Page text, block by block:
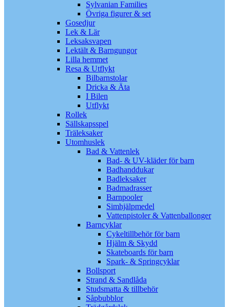
Sylvanian Families
Övriga figurer & set
Gosedjur
Lek & Lär
Leksaksvapen
Lektält & Barngungor
Lilla hemmet
Resa & Utflykt
Bilbarnstolar
Dricka & Äta
I Bilen
Utflykt
Rollek
Sällskapsspel
Träleksaker
Utomhuslek
Bad & Vattenlek
Bad- & UV-kläder för barn
Badhanddukar
Badleksaker
Badmadrasser
Barnpooler
Simhjälpmedel
Vattenpistoler & Vattenballonger
Barncyklar
Cykeltillbehör för barn
Hjälm & Skydd
Skateboards för barn
Spark- & Springcyklar
Bollsport
Strand & Sandlåda
Studsmatta & tillbehör
Såpbubblor